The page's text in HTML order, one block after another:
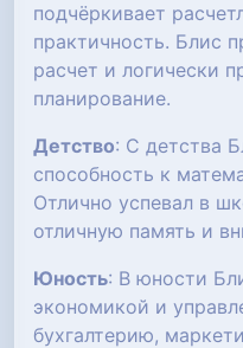
подчёркивает
практичность. Блис
расчет и логически
планирование.
Детство: С детства
способность к
Отлично успевал в
отличную память и
Юность: В юности
экономикой и
бухгалтерию,